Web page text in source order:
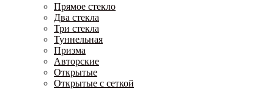
Прямое стекло
Два стекла
Три стекла
Туннельная
Призма
Авторские
Открытые
Открытые с сеткой